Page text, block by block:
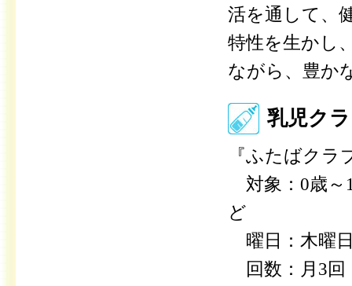
活を通して、
特性を生かし
ながら、豊か
乳児ク
『ふたばクラ
対象：0歳～
ど
曜日：木曜
回数：月3